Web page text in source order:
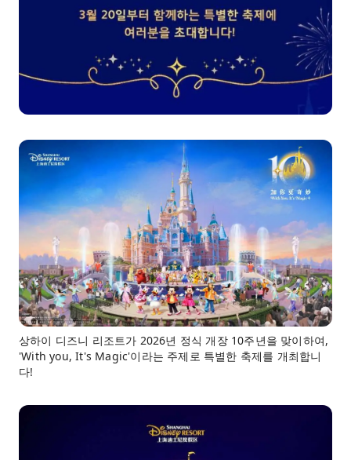
상하이 디즈니 리조트가 2026년 정식 개장 10주년을 맞이하여,
'With you, It's Magic'이라는 주제로 특별한 축제를 개최합니
다!